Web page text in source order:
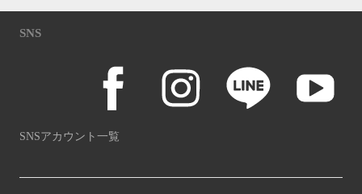
SNS
SNSアカウント一覧